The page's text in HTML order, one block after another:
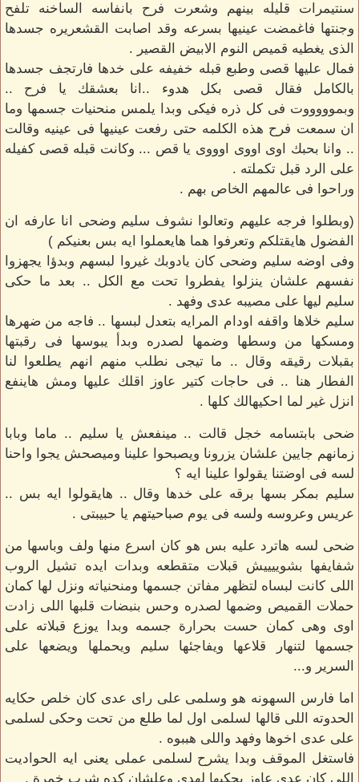
سنتيمرات قليله بينهم وشعرت فرح بانفاسه الساخنه تلفح
وجنتها فاغمضت عينيها بسرعه وقد اصابت القشعريره جسدها
الذى يغطيه قميص النوم الابيض القصير .
فمال عليها قصى وطبع قبله خفيفه على خدها فارتجف جسدها
بالكامل فقال قصى بكل هدوء ..انا بعشقك يا فرح ..
وبموووووت فى كل ذره فيكى وبدا يلمس منحنيات جسمها وما
ان سمعت فرح هذه الكلمه حتى رفعت عينيها فى عينيه وقالت
.. وانا بحبك اوى اووى اوووى يا قص ... وكانت قبله قصى كفيله
على الرد قبل تكملته .
وراحوا فى عالمهم الخاص بهم .
(وبطلوا فرجه عليهم وتعالوا نشوف سليم وضحى انا عارفه ان
الفضول هايقتلكم وتعرفوا هما هايعملوا ايه بس بعنيكم )
وفى اوضه سليم وضحى كان يادوبك غيروا لبسهم وبدؤا يجهزوا
نفسهم علشان ينزلوا يفطروا تحت مع الكل .. بعد ما حكى
سليم ليها على مصيبه عدى وفهد .
سليم خلاها واقفه اودام المرايه بتعدل لبسها .. فاجه من ضهرها
ومسكها من وسطها وضمها لصدره وبدأ يبوسها فى رقبتها
بقبلات رقيقه وقال .. ما تيجى نطلب منهم انهم يطلعوا لنا
الفطار هنا .. فى حاجات كتير عاوز اقلك عليها ومش هاينفع
انزل غير لما احكيهالك كلها .
ضحى بابتسامه خجل قالت .. مينفعش يا سليم .. ماما وبابا
زمانهم جايين علشان يزرونا ويصبحوا علينا وميصحش يجوا واحنا
لسه فى اوضتنا يقولوا علينا ايه ؟
سليم بمكر بسها برقه على خدها وقال .. هايقولوا ايه بس ..
عريس وعروسه ولسه فى يوم صباحيتهم يا حبيبتى .
ضحى لسه هاترد عليه بس هو كان اسرع منها ولف وباسها من
شفايفها بشوييييش قبلات متقطعه وبدات ايده تشيل الروب
اللى كانت لبساه لتظهر مفاتن جسمها ومنحنياته ونزل لها كمان
حملات القميص وضمها لصدره وحس بنبضات قلبها اللى زادت
اوى وهى كمان حست بحرارة جسمه وبدا يوزع قبلاته على
جسمها لتنهار قلاعها ويفاجئها سليم ويحملها ويضعها على
السرير و...
اما فارس السهونه هو وسلمى على راى عدى كان خلص حكايه
الحدوته اللى قالها لسلمى اول لما طلع من تحت وحكى لسلمى
على عدى اخوها وفهد واللى هببوه .
فاستغل الموقف وبدا يشرح لسلمى عملى يعنى ايه الحواديت
اللى كان عدى عاوز يحكيها لهدى وعلشان كده شرب خمرة .